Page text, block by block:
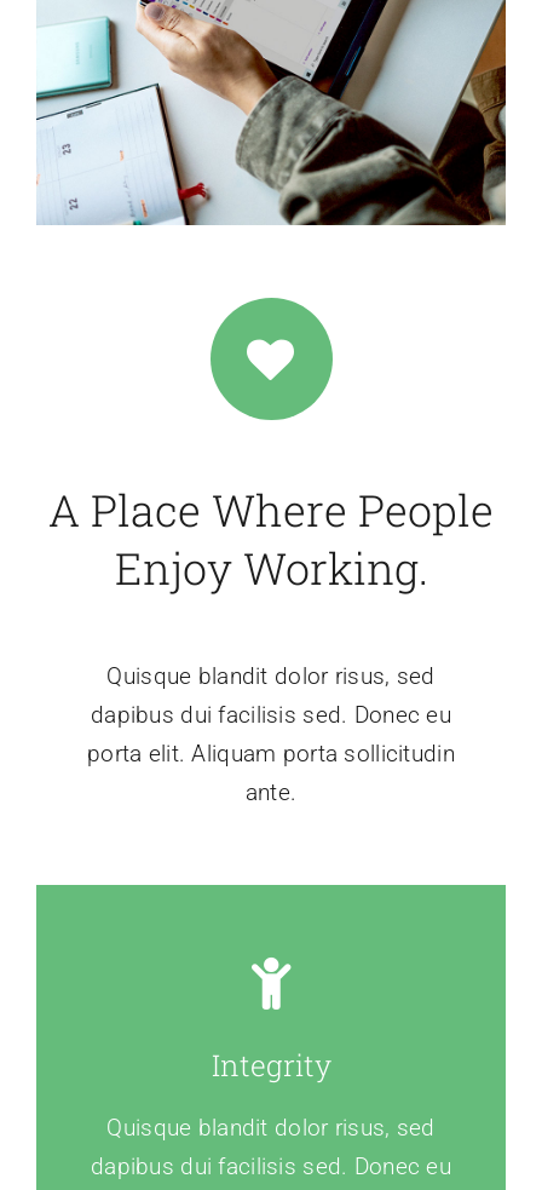
A Place Where People
Enjoy Working.
Quisque blandit dolor risus, sed
dapibus dui facilisis sed. Donec eu
porta elit. Aliquam porta sollicitudin
ante.
Integrity
Quisque blandit dolor risus, sed
dapibus dui facilisis sed. Donec eu